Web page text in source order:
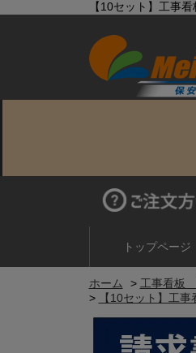
【10セット】工事
トップページ
ホーム > 工事看板
>
【10セット】工